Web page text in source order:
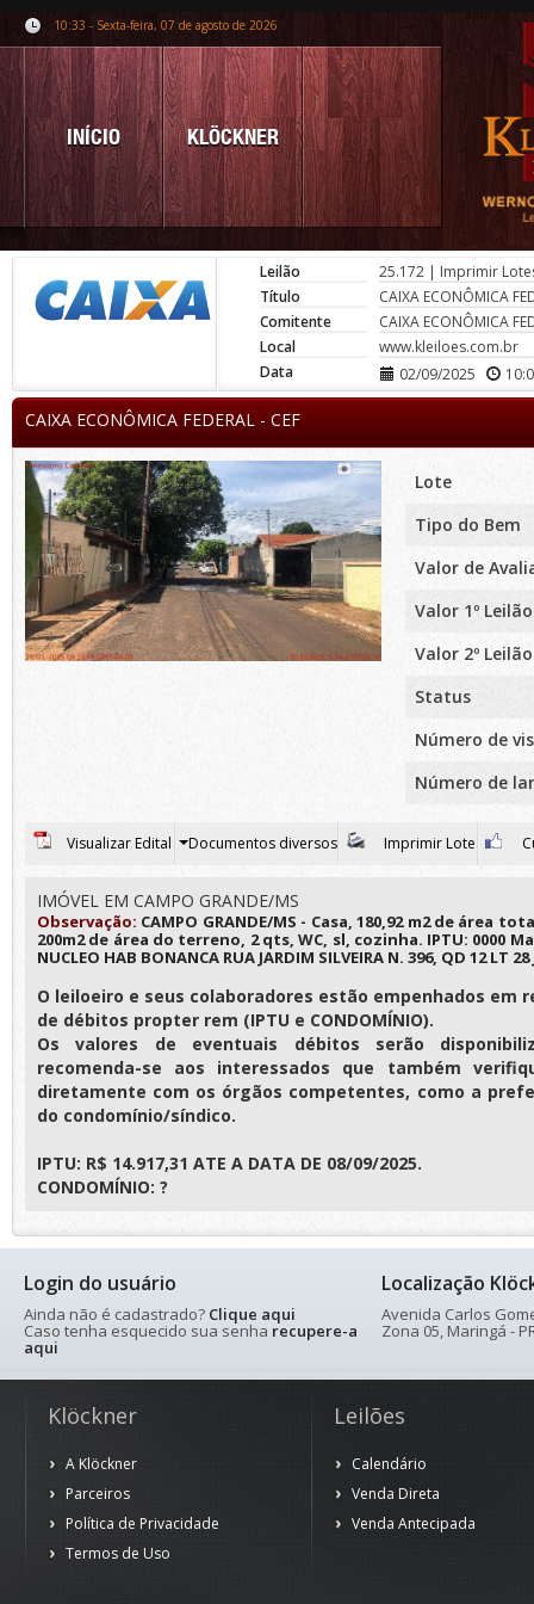
10:33 - Sexta-feira, 07 de agosto de 2026
INÍCIO KLÖCKNER
Leilão 25.172 | Imprimir
Título
CAIXA ECONÔMICA
Comitente
CAIXA ECONÔMICA
Local
www.kleiloes.com.br
Data
02/09/2025
CAIXA ECONÔMICA FEDERAL - CEF
Lote
Tipo do Bem
Valor de
Valor 1º Leilão
Valor 2º Leilão
Status
Número de
Número de
Visualizar Edital Documentos diversos Imprimir Lote
IMÓVEL EM CAMPO GRANDE/MS
Observação: CAMPO GRANDE/MS - Casa, 180,92 m2 de área
200m2 de área do terreno, 2 qts, WC, sl, cozinha. IPTU: 0000
NUCLEO HAB BONANCA RUA JARDIM SILVEIRA N. 396, QD 12 LT
O leiloeiro e seus colaboradores estão empenhados em
de débitos propter rem (IPTU e CONDOMÍNIO).
Os valores de eventuais débitos serão
recomenda-se aos interessados que também
diretamente com os órgãos competentes, como a
do condomínio/síndico.
IPTU: R$ 14.917,31 ATE A DATA DE 08/09/2025.
CONDOMÍNIO: ?
Login do usuário
Ainda não é cadastrado? Clique aqui
Caso tenha esquecido sua senha recupere-a
aqui
Localização
Avenida Carlos
Zona 05, Maringá -
Klöckner
A Klöckner
Parceiros
Política de Privacidade
Termos de Uso
Leilões
Calendário
Venda Direta
Venda Antecipada